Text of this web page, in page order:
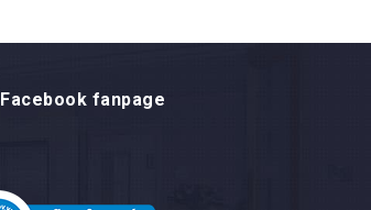
Facebook fanpage